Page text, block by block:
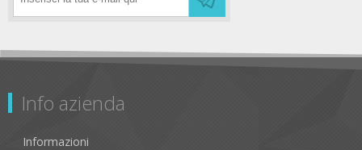
Info azienda
Informazioni